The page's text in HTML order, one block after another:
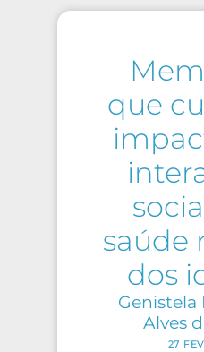
que
saúde
dos
Genistela
Alves
27